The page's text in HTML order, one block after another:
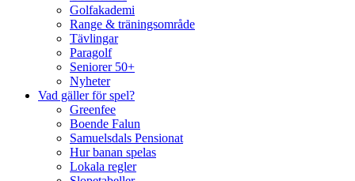
Golfakademi
Range & träningsområde
Tävlingar
Paragolf
Seniorer 50+
Nyheter
Vad gäller för spel?
Greenfee
Boende Falun
Samuelsdals Pensionat
Hur banan spelas
Lokala regler